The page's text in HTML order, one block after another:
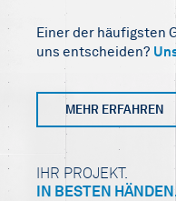
Einer der häufigsten
uns entscheiden?
MEHR ERFAHREN
IHR PROJEKT.
IN BESTEN